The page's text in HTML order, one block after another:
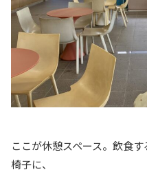
ここが休憩スペース。飲食
椅子に、